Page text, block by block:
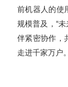
前机器人的使
规模普及，“
伴紧密协作，
走进千家万户